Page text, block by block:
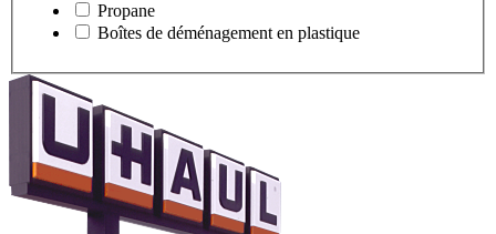
Propane
Boîtes de déménagement en plastique